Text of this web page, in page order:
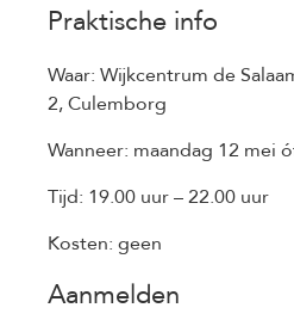
Praktische info
Waar: Wijkcentrum de
2, Culemborg
Wanneer: maandag 12 mei
Tijd: 19.00 uur – 22.00 uur
Kosten: geen
Aanmelden